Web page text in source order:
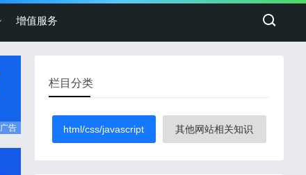
增值服务
广告
栏目分类
html/css/javascript 其他网站相关知识